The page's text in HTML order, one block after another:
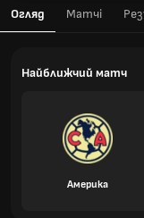
Огляд Матчі
Найближчий матч
Америка